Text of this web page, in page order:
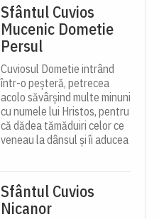
Sfântul Cuvios
Mucenic Dometie
Persul
Cuviosul Dometie intrând
într-o peșteră, petrecea
acolo săvârșind multe minuni
cu numele lui Hristos, pentru
că dădea tămăduiri celor ce
veneau la dânsul și îi aducea
Sfântul Cuvios
Nicanor